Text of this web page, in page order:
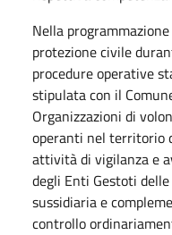
Nella
protezione civile
procedure operative
stipulata con il
Organizzazioni di
operanti nel territorio
attività di vigilanza e
degli Enti Gestoti
sussidiaria e
controllo